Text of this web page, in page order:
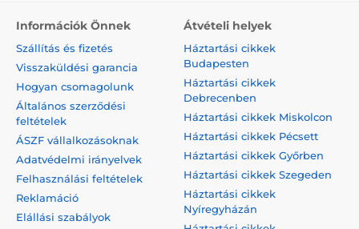
Információk Önnek
Szállítás és fizetés
Visszaküldési garancia
Hogyan csomagolunk
Általános szerződési
feltételek
ÁSZF vállalkozásoknak
Adatvédelmi irányelvek
Felhasználási feltételek
Reklamáció
Elállási szabályok
Átvételi helyek
Háztartási cikkek
Budapesten
Háztartási cikkek
Debrecenben
Háztartási cikkek Miskolcon
Háztartási cikkek Pécsett
Háztartási cikkek Győrben
Háztartási cikkek Szegeden
Háztartási cikkek
Nyíregyházán